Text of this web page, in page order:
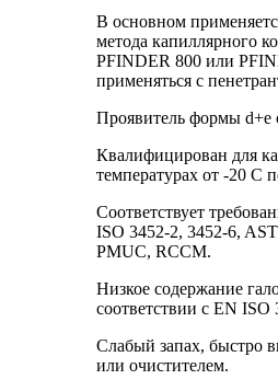
В основном
метода капиллярного
PFINDER 800 или
применяться с
Проявитель формы d+e
Квалифицирован для
температурах от -20 C
Соответствует
ISO 3452-2, 3452-6,
PMUC, RCCM.
Низкое содержание
соответствии с EN ISO
Слабый запах, быстро
или очистителем.